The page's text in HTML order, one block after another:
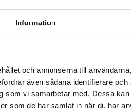
Information
och annonserna till
även sådana identifierare och
som vi samarbetar med. Dessa
som de har samlat in när du har